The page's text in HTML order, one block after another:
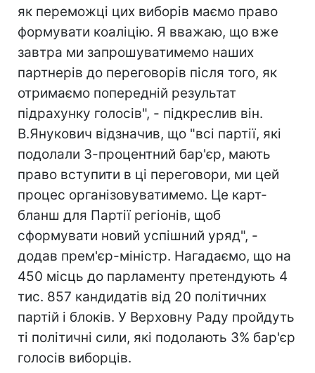
як переможці цих виборів маємо право
формувати коаліцію. Я вважаю, що вже
завтра ми запрошуватимемо наших
партнерів до переговорів після того, як
отримаємо попередній результат
підрахунку голосів", - підкреслив він.
В.Янукович відзначив, що "всі партії, які
подолали 3-процентний бар'єр, мають
право вступити в ці переговори, ми цей
процес організовуватимемо. Це карт-
бланш для Партії регіонів, щоб
сформувати новий успішний уряд", -
додав прем'єр-міністр. Нагадаємо, що на
450 місць до парламенту претендують 4
тис. 857 кандидатів від 20 політичних
партій і блоків. У Верховну Раду пройдуть
ті політичні сили, які подолають 3% бар'єр
голосів виборців.